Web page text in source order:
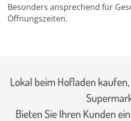
Besonders ansprechend für
Öffnungszeiten.
Lokal beim Hofladen
Bieten Sie Ihren Kunden